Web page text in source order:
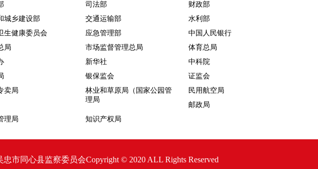
司法部
财政部
城乡建设部 交通运输部
水利部
生健康委员会 应急管理部
中国人民银行
局 市场监督管理总局
体育总局
新华社
中科院
银保监会
证监会
卖局
林业和草原局（国家公园管
理局
民用航空局
邮政局
理局 知识产权局
同心县监察委员会Copyright © 2020 ALL Rights Reserved